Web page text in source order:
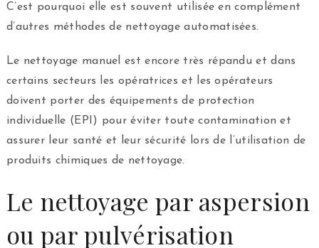
C’est pourquoi elle est souvent utilisée en complément
d’autres méthodes de nettoyage automatisées.
Le nettoyage manuel est encore très répandu et dans
certains secteurs les opératrices et les opérateurs
doivent porter des équipements de protection
individuelle (EPI) pour éviter toute contamination et
assurer leur santé et leur sécurité lors de l’utilisation de
produits chimiques de nettoyage.
Le nettoyage par aspersion
ou par pulvérisation